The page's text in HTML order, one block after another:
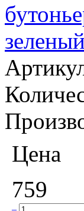
зеленый
Цена
759
–